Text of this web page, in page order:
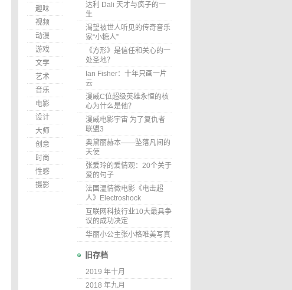
趣味
视频
动漫
游戏
文学
艺术
音乐
电影
设计
大师
创意
时尚
性感
摄影
达利 Dali 天才与疯子的一
生
渴望被世人听见的传奇音乐
家“小糖人”
《方形》是信任和关心的一
处圣地？
Ian Fisher：十年只画一片
云
漫威C位超级英雄永恒的核
心为什么是他？
漫威电影宇宙 为了复仇者
联盟3
奥黛丽赫本——坠落凡间的
天使
张爱玲的爱情观：20个关于
爱的句子
法国温情微电影《电击超
人》Electroshock
互联网科技行业10大最具争
议的成功决定
华丽小公主张小格唯美写真
旧存档
2019 年十月
2018 年九月